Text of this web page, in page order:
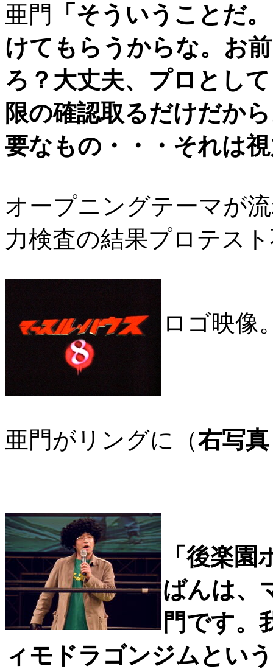
亜門
「そういうことだ
けてもらうからな。お
ろ？大丈夫、プロとし
限の確認取るだけだか
要なもの・・・それは
オープニングテーマが
力検査の結果プロテス
ロゴ映像
亜門がリングに（右写真
「後楽
ばんは、
門です。
ィモドラゴンジムとい